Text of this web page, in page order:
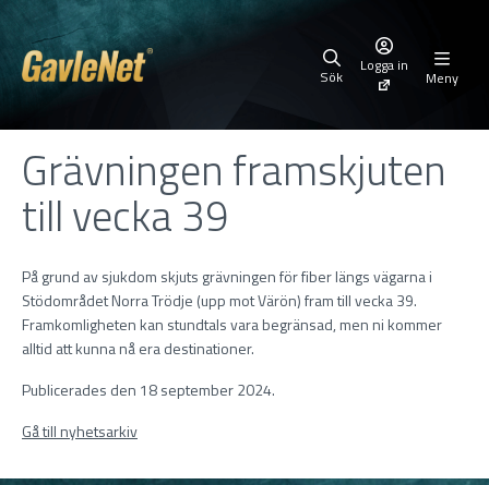
Sök
Logga in
Meny
Grävningen framskjuten
till vecka 39
På grund av sjukdom skjuts grävningen för fiber längs vägarna i
Stödområdet Norra Trödje (upp mot Värön) fram till vecka 39.
Framkomligheten kan stundtals vara begränsad, men ni kommer
alltid att kunna nå era destinationer.
Publicerades den 18 september 2024.
Gå till nyhetsarkiv